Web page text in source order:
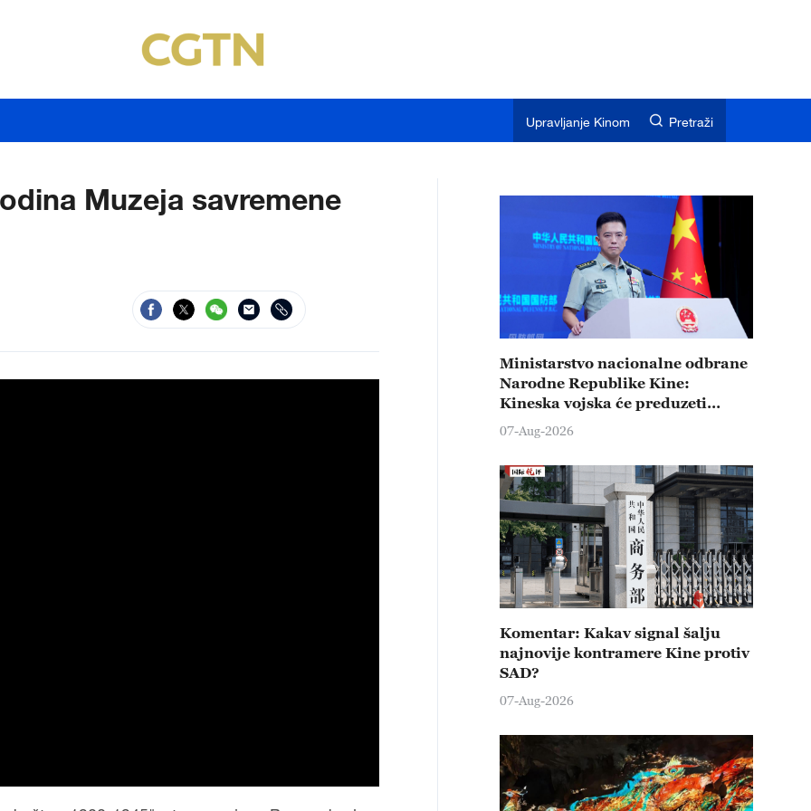
Upravljanje Kinom Pretraži
Muzeja savremene
Ministarstvo nacionalne odbrane
Narodne Republike Kine:
Kineska vojska će preduzeti
čvrste kontramere protiv svih
provokativnih pokušaja
izazivanja nemira
07-Aug-2026
Komentar: Kakav signal šalju
najnovije kontramere Kine protiv
SAD?
07-Aug-2026